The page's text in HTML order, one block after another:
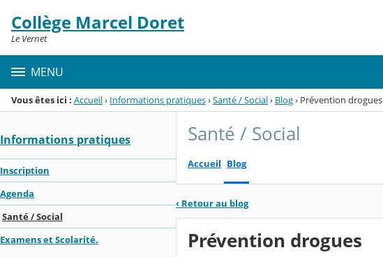
Menu de la rubrique
Contenu
Collège Marcel Doret
Le Vernet
MENU
Vous êtes ici : Accueil› Informations pratiques›Santé / Social› Blog› Prévention drogues
Informations pratiques
Inscription
Agenda
Santé / Social
Examens et Scolarité.
Santé / Social
Accueil Blog
‹ Retour au blog
Prévention drogues